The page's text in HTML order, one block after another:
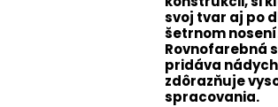
svoj tvar aj po
šetrnom
Rovnofarebná
pridáva
zdôrazňuje
spracovania.